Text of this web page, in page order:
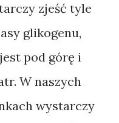
zjeść tyle
glikogenu,
pod górę i
W naszych
wystarczy